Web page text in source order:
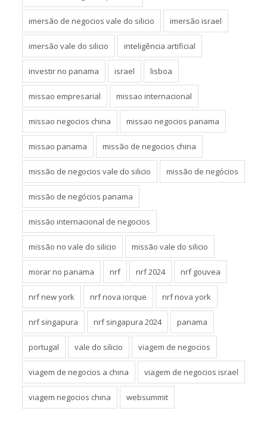
imersão de negocios vale do silicio imersão israel
imersão vale do silicio inteligência artificial
investir no panama israel lisboa
missao empresarial missao internacional
missao negocios china missao negocios panama
missao panama missão de negocios china
missão de negocios vale do silicio missão de negócios
missão de negócios panama
missão internacional de negocios
missão no vale do silicio missão vale do silicio
morar no panama nrf nrf 2024 nrf gouvea
nrf new york nrf nova iorque nrf nova york
nrf singapura nrf singapura 2024 panama
portugal vale do silicio viagem de negocios
viagem de negocios a china viagem de negocios israel
viagem negocios china websummit